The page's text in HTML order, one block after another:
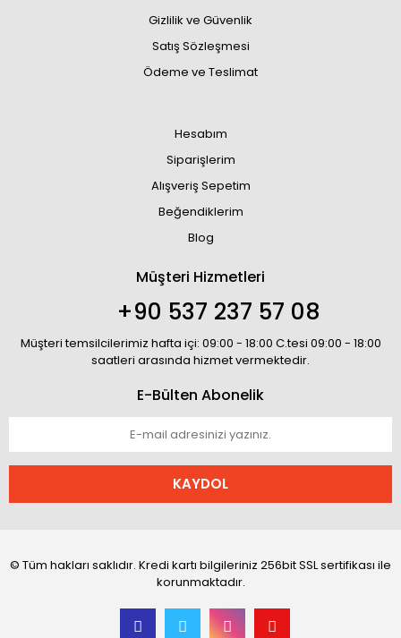
Gizlilik ve Güvenlik
Satış Sözleşmesi
Ödeme ve Teslimat
Hesabım
Siparişlerim
Alışveriş Sepetim
Beğendiklerim
Blog
Müşteri Hizmetleri
+90 537 237 57 08
Müşteri temsilcilerimiz hafta içi: 09:00 - 18:00 C.tesi 09:00 - 18:00
saatleri arasında hizmet vermektedir.
E-Bülten Abonelik
KAYDOL
© Tüm hakları saklıdır. Kredi kartı bilgileriniz 256bit SSL sertifikası ile
korunmaktadır.